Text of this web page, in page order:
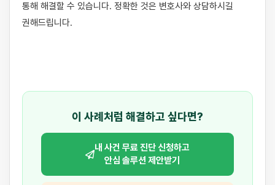
통해 해결할 수 있습니다. 정확한 것은 변호사와 상담하시길
권해드립니다.
이 사례처럼 해결하고 싶다면?
내 사건 무료 진단 신청하고
안심 솔루션 제안받기